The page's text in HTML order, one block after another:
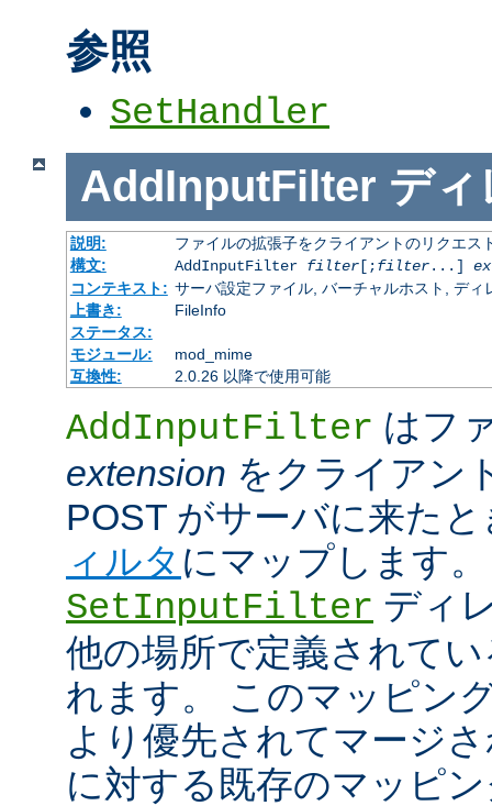
参照
SetHandler
AddInputFilter ディ
説明:
ファイルの拡張子をクライアントのリクエス
構文:
AddInputFilter filter[;filter...]
コンテキスト: サーバ設定ファイル, バーチャルホスト, ディ
上書き:
FileInfo
ステータス:
モジュール:
mod_mime
互換性:
2.0.26 以降で使用可能
AddInputFilter はフ
extension をクライアン
POST がサーバに来た
ィルタ にマップします
SetInputFilter ディ
他の場所で定義されて
れます。 このマッピン
より優先されてマージ
に対する既存のマッピ